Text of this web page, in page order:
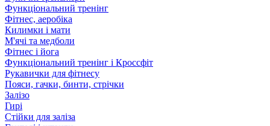
Функціональний тренінг
Фітнес, аеробіка
Килимки і мати
М'ячі та медболи
Фітнес і йога
Функціональний тренінг і Кроссфіт
Рукавички для фітнесу
Пояси, гачки, бинти, стрічки
Залізо
Гирі
Стійки для заліза